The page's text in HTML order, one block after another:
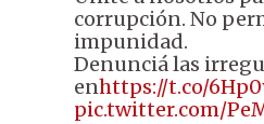
corrupción. No
impunidad.
Denunciá las
enhttps://t.co/
pic.twitter.com/